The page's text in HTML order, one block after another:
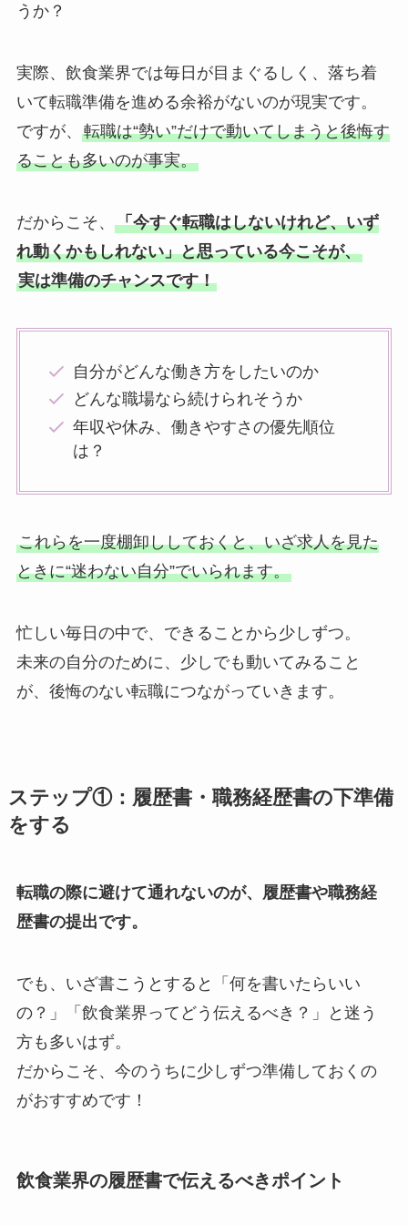
うか？
実際、飲食業界では毎日が目まぐるしく、落ち着
いて転職準備を進める余裕がないのが現実です。
ですが、 転職は“勢い”だけで動いてしまうと後悔す
ることも多いのが事実。
だからこそ、 「今すぐ転職はしないけれど、いず
れ動くかもしれない」と思っている今こそが、
実は準備のチャンスです！
自分がどんな働き方をしたいのか
どんな職場なら続けられそうか
年収や休み、働きやすさの優先順位
は？
これらを一度棚卸ししておくと、いざ求人を見た
ときに“迷わない自分”でいられます。
忙しい毎日の中で、できることから少しずつ。
未来の自分のために、少しでも動いてみること
が、後悔のない転職につながっていきます。
ステップ①：履歴書・職務経歴書の下準備
をする
転職の際に避けて通れないのが、履歴書や職務経
歴書の提出です。
でも、いざ書こうとすると「何を書いたらいい
の？」「飲食業界ってどう伝えるべき？」と迷う
方も多いはず。
だからこそ、今のうちに少しずつ準備しておくの
がおすすめです！
飲食業界の履歴書で伝えるべきポイント